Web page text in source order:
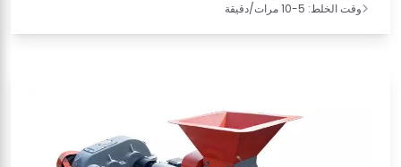
وقت الخلط: 5-10 مرات/دقيقة